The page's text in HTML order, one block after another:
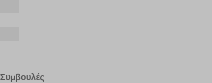
Συμβουλές